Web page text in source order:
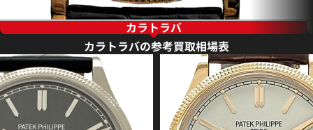
カラトラバ
カラトラバの参考買取相場表